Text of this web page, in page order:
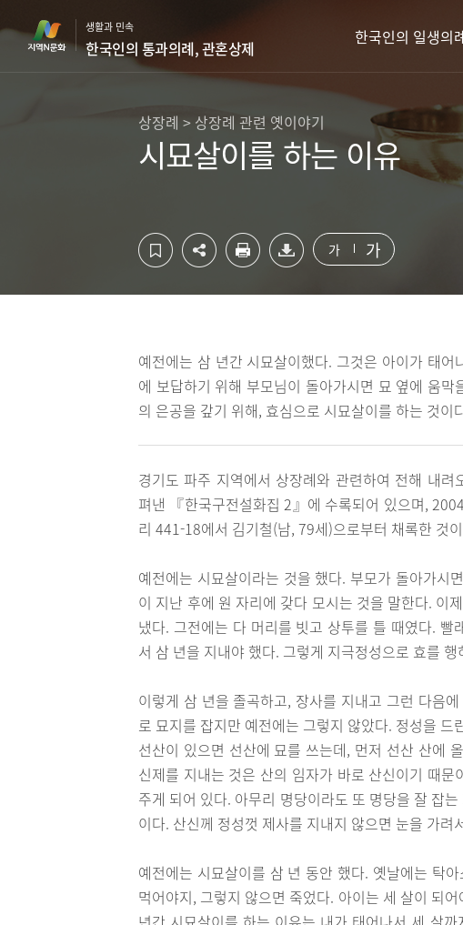
텐
단
생활과 민속
한국인의 통과의례, 관혼상제
한국인의 일생의
상장례 > 상장례 관련 옛이야기
시묘살이를 하는 이유
가 가
예전에는 삼 년간 시묘살이했다. 그것은 아이가 태
에 보답하기 위해 부모님이 돌아가시면 묘 옆에 움
의 은공을 갚기 위해, 효심으로 시묘살이를 하는 것이
경기도 파주 지역에서 상장례와 관련하여 전해 내
펴낸 『한국구전설화집 2』에 수록되어 있으며,
리 441-18에서 김기철(남, 79세)으로부터 채록한 것
예전에는 시묘살이라는 것을 했다. 부모가 돌아가시
이 지난 후에 원 자리에 갖다 모시는 것을 말한다. 이
냈다. 그전에는 다 머리를 빗고 상투를 틀 때였다.
서 삼 년을 지내야 했다. 그렇게 지극정성으로 효를
이렇게 삼 년을 졸곡하고, 장사를 지내고 그런 다음
로 묘지를 잡지만 예전에는 그렇지 않았다. 정성을 드
선산이 있으면 선산에 묘를 쓰는데, 먼저 선산 산에
신제를 지내는 것은 산의 임자가 바로 산신이기 때
주게 되어 있다. 아무리 명당이라도 또 명당을 잘 잡
이다. 산신께 정성껏 제사를 지내지 않으면 눈을 가려
예전에는 시묘살이를 삼 년 동안 했다. 옛날에는 탁
먹어야지, 그렇지 않으면 죽었다. 아이는 세 살이 되